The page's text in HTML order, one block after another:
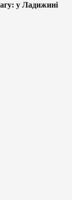
у Ладижині